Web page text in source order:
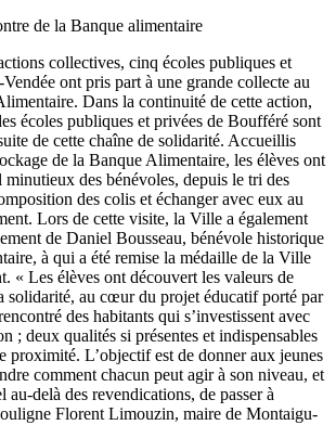
de la Banque alimentaire
collectives, cinq écoles publiques et
ont pris part à une grande collecte au
Dans la continuité de cette action,
écoles publiques et privées de Boufféré sont
de cette chaîne de solidarité. Accueillis
de la Banque Alimentaire, les élèves ont
des bénévoles, depuis le tri des
des colis et échanger avec eux au
Lors de cette visite, la Ville a également
de Daniel Bousseau, bénévole historique
à qui a été remise la médaille de la Ville
« Les élèves ont découvert les valeurs de
solidarité, au cœur du projet éducatif porté par
des habitants qui s’investissent avec
; deux qualités si présentes et indispensables
proximité. L’objectif est de donner aux jeunes
comment chacun peut agir à son niveau, et
au-delà des revendications, de passer à
Florent Limouzin, maire de Montaigu-